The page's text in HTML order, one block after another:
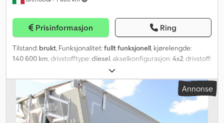
Prisinformasjon Ring
Tilstand: brukt, Funksjonalitet:fullt funksjonell, kjørelengde:
140 600 km, drivstofftype:diesel, akselkonfigurasjon:4x2, drivstoff:
daghytte
seter:3, Byggeår:1997, Utstyr:kran,
Annonse